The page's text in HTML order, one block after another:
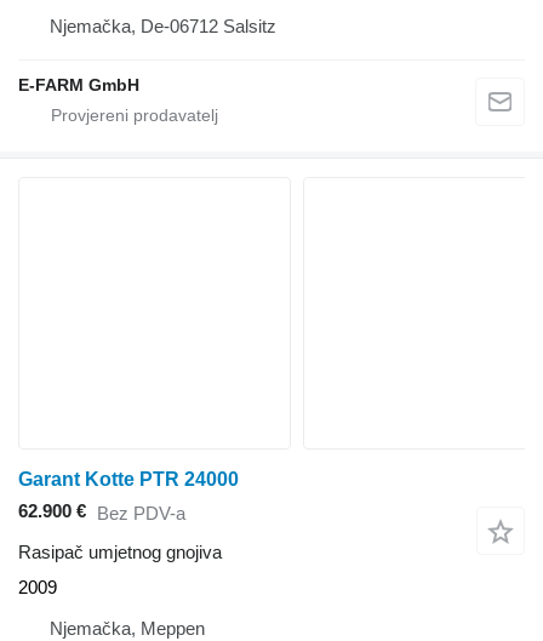
Njemačka, De-06712 Salsitz
E-FARM GmbH
Garant Kotte PTR 24000
62.900 € Bez PDV-a
Rasipač umjetnog gnojiva
2009
Njemačka, Meppen